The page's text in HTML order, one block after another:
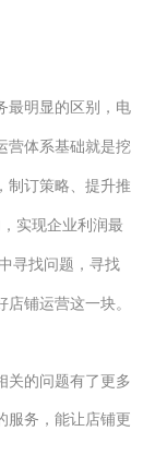
最明显的区别，电
营体系基础就是挖
制订策略、提升推
，实现企业利润最
寻找问题，寻找
铺运营这一块。
关的问题有了更多
服务，能让店铺更